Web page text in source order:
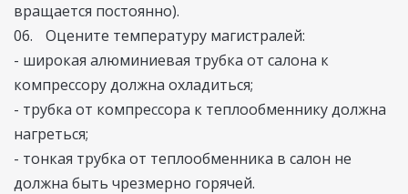
вращается постоянно).
Оцените температуру магистралей:
- широкая алюминиевая трубка от салона к
компрессору должна охладиться;
- трубка от компрессора к теплообменнику должна
нагреться;
- тонкая трубка от теплообменника в салон не
должна быть чрезмерно горячей.